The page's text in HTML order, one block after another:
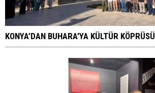
KONYA’DAN BUHARA’YA KÜLTÜR KÖPRÜSÜ